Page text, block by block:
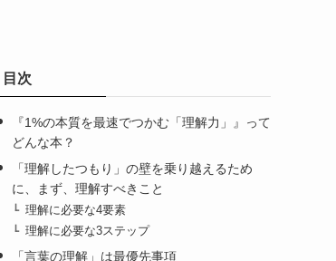
目次
『1%の本質を最速でつかむ「理解力」』って
どんな本？
「理解したつもり」の壁を乗り越えるため
に、まず、理解すべきこと
理解に必要な4要素
理解に必要な3ステップ
「言葉の理解」は最優先事項